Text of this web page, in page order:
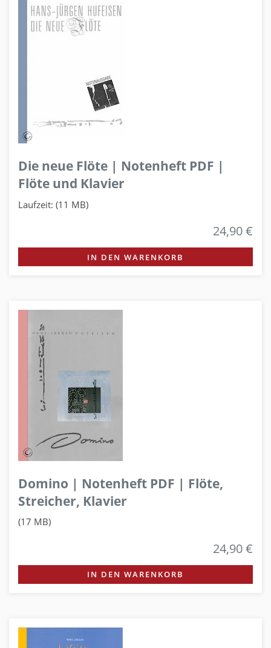
Die neue Flöte | Notenheft PDF |
Flöte und Klavier
Laufzeit: (11 MB)
24,90 €
IN DEN WARENKORB
Domino | Notenheft PDF | Flöte,
Streicher, Klavier
(17 MB)
24,90 €
IN DEN WARENKORB